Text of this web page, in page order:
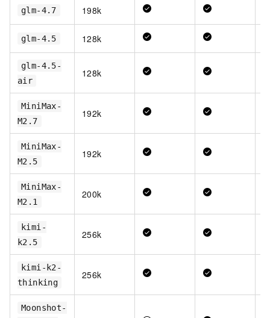
glm-4.7 198k
glm-4.5 128k
glm-4.5-
air
128k
MiniMax-
M2.7
192k
MiniMax-
M2.5
192k
MiniMax-
M2.1
200k
kimi-
k2.5
256k
kimi-k2-
thinking
256k
Moonshot-